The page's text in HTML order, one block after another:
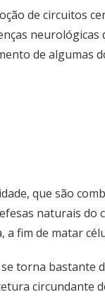
de circuitos
neurológicas
de algumas
que são
naturais do
a fim de matar
torna bastante
circundante